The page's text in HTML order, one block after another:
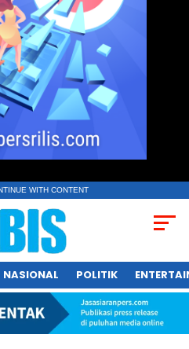
WITH CONTENT
NASIONAL POLITIK